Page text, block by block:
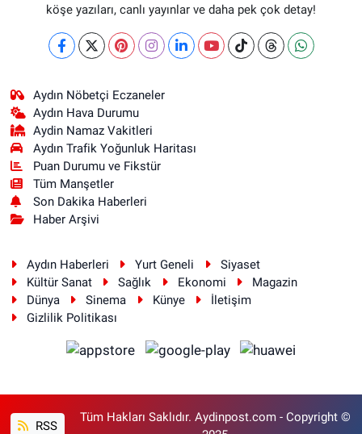
köşe yazıları, canlı yayınlar ve daha pek çok detay!
Aydın Nöbetçi Eczaneler
Aydın Hava Durumu
Aydin Namaz Vakitleri
Aydın Trafik Yoğunluk Haritası
Puan Durumu ve Fikstür
Tüm Manşetler
Son Dakika Haberleri
Haber Arşivi
Aydın Haberleri Yurt Geneli
Siyaset
Kültür Sanat
Sağlık Ekonomi
Magazin
Dünya
Sinema Künye
İletişim
Gizlilik Politikası
RSS
Tüm Hakları Saklıdır. Aydinpost.com - Copyright ©